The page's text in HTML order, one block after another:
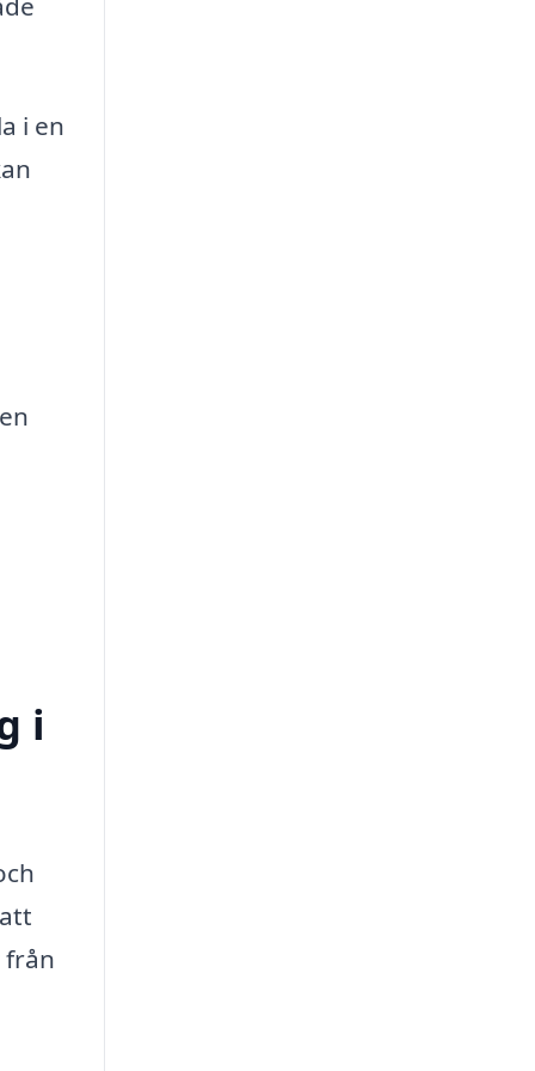
i en
i
från